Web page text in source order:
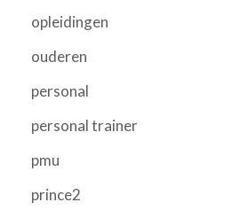
opleidingen
ouderen
personal
personal trainer
pmu
prince2